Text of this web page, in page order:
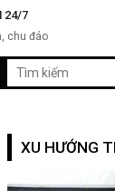
24/7
chu đáo
XU HƯỚNG